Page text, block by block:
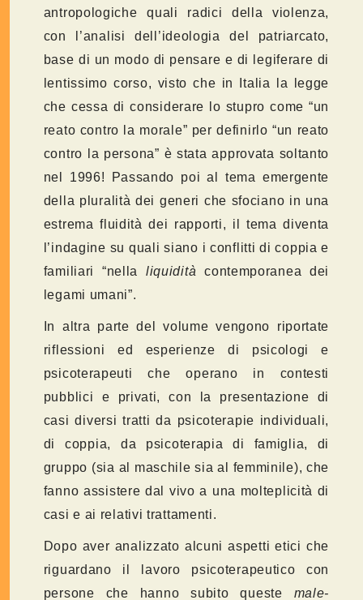
antropologiche quali radici della violenza,
con l’analisi dell’ideologia del patriarcato,
base di un modo di pensare e di legiferare di
lentissimo corso, visto che in Italia la legge
che cessa di considerare lo stupro come “un
reato contro la morale” per definirlo “un reato
contro la persona” è stata approvata soltanto
nel 1996! Passando poi al tema emergente
della pluralità dei generi che sfociano in una
estrema fluidità dei rapporti, il tema diventa
l’indagine su quali siano i conflitti di coppia e
familiari “nella liquidità contemporanea dei
legami umani”.
In altra parte del volume vengono riportate
riflessioni ed esperienze di psicologi e
psicoterapeuti che operano in contesti
pubblici e privati, con la presentazione di
casi diversi tratti da psicoterapie individuali,
di coppia, da psicoterapia di famiglia, di
gruppo (sia al maschile sia al femminile), che
fanno assistere dal vivo a una molteplicità di
casi e ai relativi trattamenti.
Dopo aver analizzato alcuni aspetti etici che
riguardano il lavoro psicoterapeutico con
persone che hanno subito queste male-